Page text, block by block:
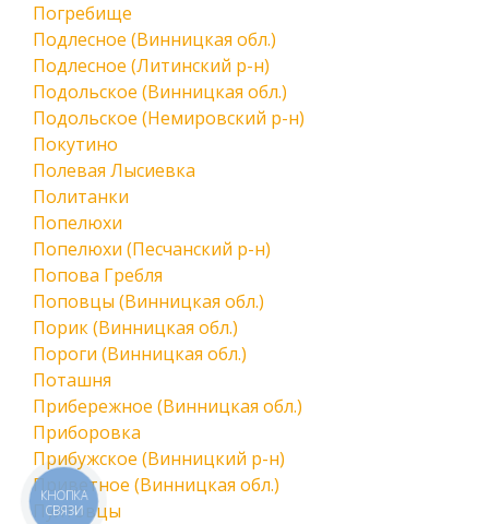
Погребище
Подлесное (Винницкая обл.)
Подлесное (Литинский р-н)
Подольское (Винницкая обл.)
Подольское (Немировский р-н)
Покутино
Полевая Лысиевка
Политанки
Попелюхи
Попелюхи (Песчанский р-н)
Попова Гребля
Поповцы (Винницкая обл.)
Порик (Винницкая обл.)
Пороги (Винницкая обл.)
Поташня
Прибережное (Винницкая обл.)
Приборовка
Прибужское (Винницкий р-н)
Приветное (Винницкая обл.)
Пултовцы
КНОПКА
СВЯЗИ